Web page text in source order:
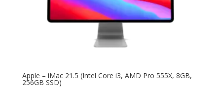
Apple – iMac 21.5 (Intel Core i3, AMD Pro 555X, 8GB,
256GB SSD)